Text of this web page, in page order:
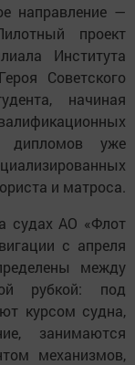
направление —
проект
Института
Советского
начиная
дипломов уже
и матроса.
судах АО «Флот
с апреля
между
рубкой: под
курсом судна,
занимаются
механизмов,